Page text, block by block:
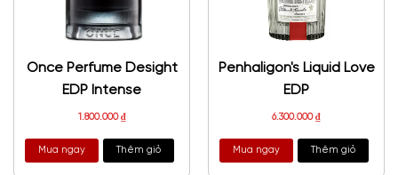
Once Perfume Desight
EDP Intense
1.800.000₫
Mua ngay Thêm giỏ
Penhaligon's Liquid Love
EDP
6.300.000₫
Mua ngay Thêm giỏ